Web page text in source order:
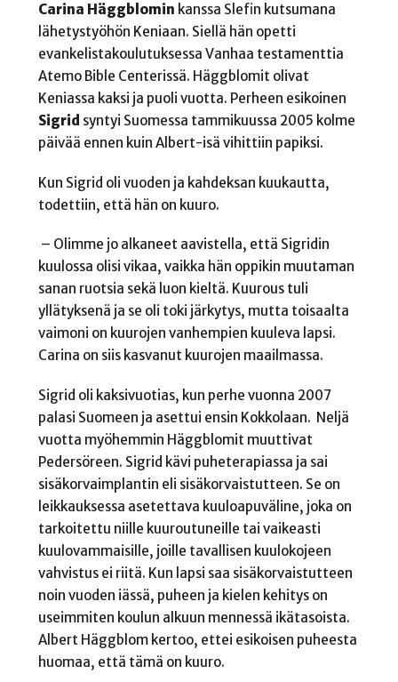
Carina Häggblomin kanssa Slefin kutsumana
lähetystyöhön Keniaan. Siellä hän opetti
evankelistakoulutuksessa Vanhaa testamenttia
Atemo Bible Centerissä. Häggblomit olivat
Keniassa kaksi ja puoli vuotta. Perheen esikoinen
Sigrid syntyi Suomessa tammikuussa 2005 kolme
päivää ennen kuin Albert-isä vihittiin papiksi.
Kun Sigrid oli vuoden ja kahdeksan kuukautta,
todettiin, että hän on kuuro.
– Olimme jo alkaneet aavistella, että Sigridin
kuulossa olisi vikaa, vaikka hän oppikin muutaman
sanan ruotsia sekä luon kieltä. Kuurous tuli
yllätyksenä ja se oli toki järkytys, mutta toisaalta
vaimoni on kuurojen vanhempien kuuleva lapsi.
Carina on siis kasvanut kuurojen maailmassa.
Sigrid oli kaksivuotias, kun perhe vuonna 2007
palasi Suomeen ja asettui ensin Kokkolaan. Neljä
vuotta myöhemmin Häggblomit muuttivat
Pedersöreen. Sigrid kävi puheterapiassa ja sai
sisäkorvaimplantin eli sisäkorvaistutteen. Se on
leikkauksessa asetettava kuuloapuväline, joka on
tarkoitettu niille kuuroutuneille tai vaikeasti
kuulovammaisille, joille tavallisen kuulokojeen
vahvistus ei riitä. Kun lapsi saa sisäkorvaistutteen
noin vuoden iässä, puheen ja kielen kehitys on
useimmiten koulun alkuun mennessä ikätasoista.
Albert Häggblom kertoo, ettei esikoisen puheesta
huomaa, että tämä on kuuro.